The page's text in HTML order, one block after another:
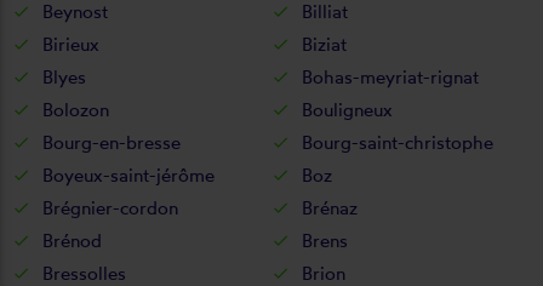
Beynost
Billiat
Birieux
Biziat
Blyes
Bohas-meyriat-rignat
Bolozon
Bouligneux
Bourg-en-bresse
Bourg-saint-christophe
Boyeux-saint-jérôme
Boz
Brégnier-cordon
Brénaz
Brénod
Brens
Bressolles
Brion